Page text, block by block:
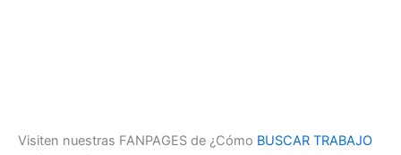
Visiten nuestras FANPAGES de ¿Cómo BUSCAR TRABAJO